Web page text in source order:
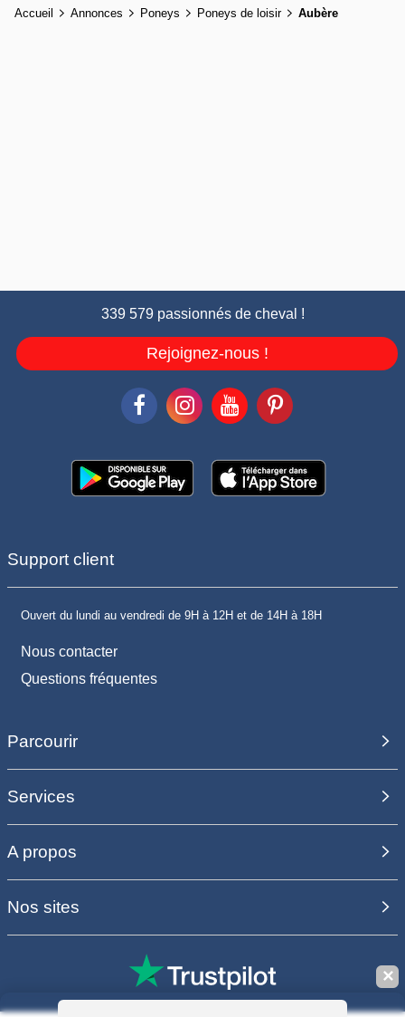
Accueil Annonces Poneys Poneys de loisir Aubère
339 579 passionnés de cheval !
Rejoignez-nous !
Support client
Ouvert du lundi au vendredi de 9H à 12H et de 14H à 18H
Nous contacter
Questions fréquentes
Parcourir
Services
A propos
Nos sites
✕